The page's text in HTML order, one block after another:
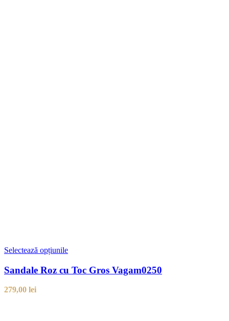
Selectează opțiunile
Sandale Roz cu Toc Gros Vagam0250
279,00 lei